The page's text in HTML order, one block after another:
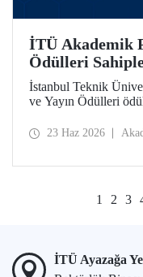
İTÜ Akademik
Ödülleri
İstanbul Teknik
ve Yayın Ödülleri
23 Haz 2026
1 2 3
İTÜ Ayazağa